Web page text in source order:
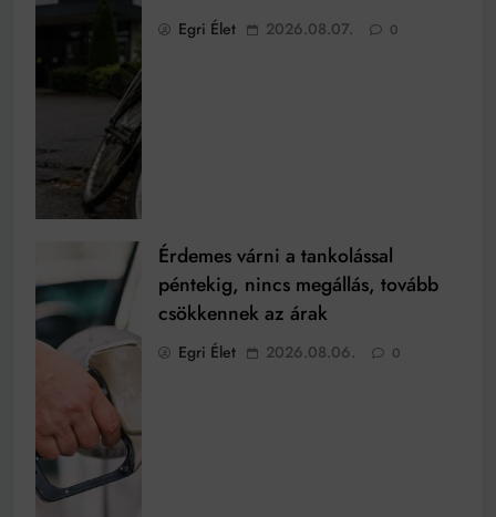
Egri Élet 2026.08.07. 0
Érdemes várni a tankolással
péntekig, nincs megállás, tovább
csökkennek az árak
Egri Élet 2026.08.06. 0